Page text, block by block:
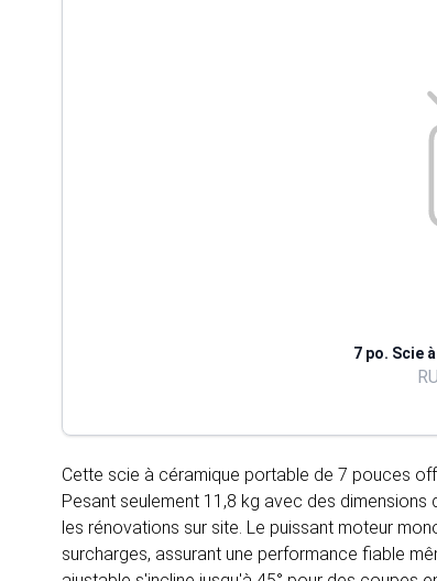
7 po. Scie
Cette scie à céramique portable de 7 pouces
Pesant seulement 11,8 kg avec des
les rénovations sur site. Le puissant moteur
surcharges, assurant une performance fiable